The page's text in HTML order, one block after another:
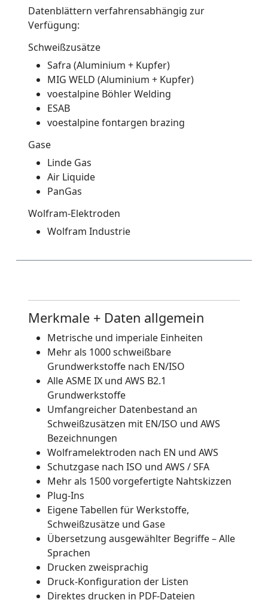
Datenblättern verfahrensabhängig zur
Verfügung:
Schweißzusätze
Safra (Aluminium + Kupfer)
MIG WELD (Aluminium + Kupfer)
voestalpine Böhler Welding
ESAB
voestalpine fontargen brazing
Gase
Linde Gas
Air Liquide
PanGas
Wolfram-Elektroden
Wolfram Industrie
Merkmale + Daten allgemein
Metrische und imperiale Einheiten
Mehr als 1000 schweißbare
Grundwerkstoffe nach EN/ISO
Alle ASME IX und AWS B2.1
Grundwerkstoffe
Umfangreicher Datenbestand an
Schweißzusätzen mit EN/ISO und AWS
Bezeichnungen
Wolframelektroden nach EN und AWS
Schutzgase nach ISO und AWS / SFA
Mehr als 1500 vorgefertigte Nahtskizzen
Plug-Ins
Eigene Tabellen für Werkstoffe,
Schweißzusätze und Gase
Übersetzung ausgewählter Begriffe – Alle
Sprachen
Drucken zweisprachig
Druck-Konfiguration der Listen
Direktes drucken in PDF-Dateien